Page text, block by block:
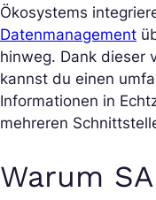
Ökosystems
Datenmanagement
hinweg. Dank dieser
kannst du einen
Informationen in
mehreren
Warum